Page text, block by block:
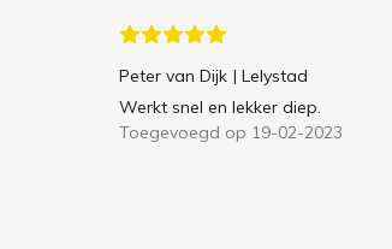
Peter van Dijk | Lelystad
Werkt snel en lekker diep.
Toegevoegd op 19-02-2023